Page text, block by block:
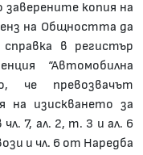
копия на
на Общността да
в регистър
“Автомобилна
че превозвачът
на изискването за
7, ал. 2, т. 3 и ал. 6
и чл. 6 от Наредба